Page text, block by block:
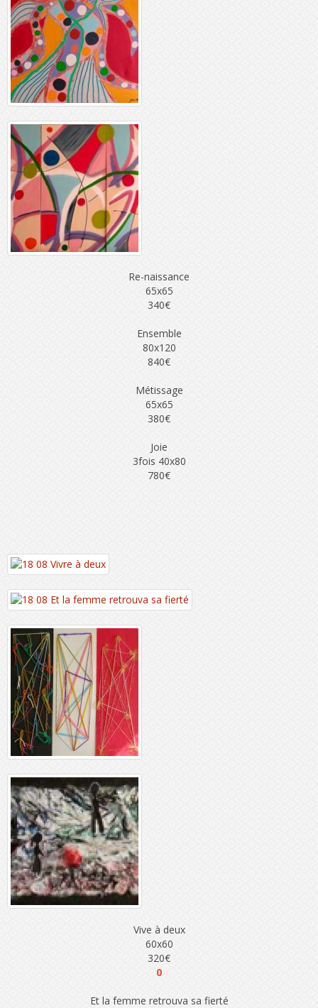
Re-naissance
65x65
340€
Ensemble
80x120
840€
Métissage
65x65
380€
Joie
3fois 40x80
780€
Vive à deux
60x60
320€
0
Et la femme retrouva sa fierté